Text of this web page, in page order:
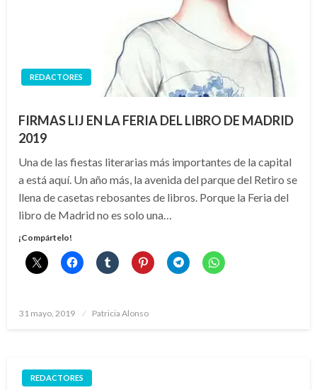
REDACTORES
FIRMAS LIJ EN LA FERIA DEL LIBRO DE MADRID
2019
Una de las fiestas literarias más importantes de la capital
a está aquí. Un año más, la avenida del parque del Retiro se
llena de casetas rebosantes de libros. Porque la Feria del
libro de Madrid no es solo una…
¡Compártelo!
Publicado
31 mayo, 2019 Patricia Alonso
REDACTORES